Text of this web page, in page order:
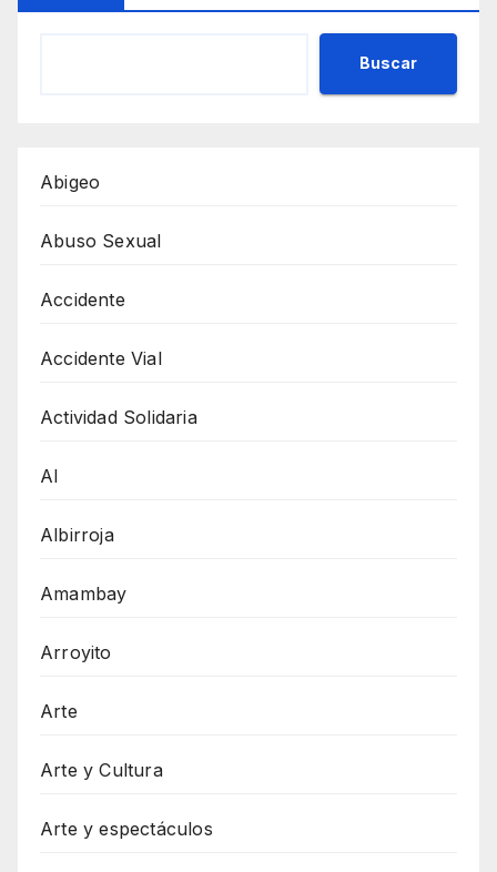
Buscar
Abigeo
Abuso Sexual
Accidente
Accidente Vial
Actividad Solidaria
AI
Albirroja
Amambay
Arroyito
Arte
Arte y Cultura
Arte y espectáculos